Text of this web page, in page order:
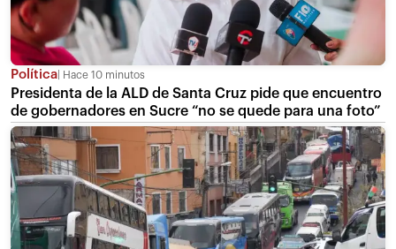
Política Hace 10 minutos
Presidenta de la ALD de Santa Cruz pide que encuentro
de gobernadores en Sucre “no se quede para una foto”